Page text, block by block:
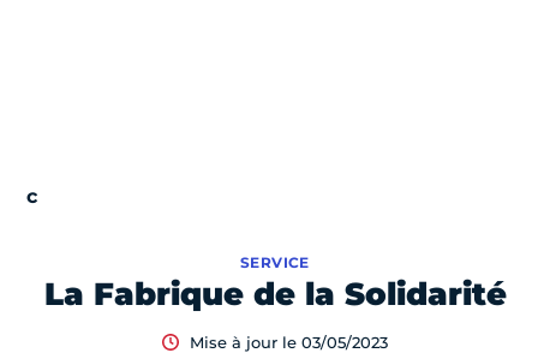
La Fabrique de la Solidarité
SERVICE
Mise à jour le 03/05/2023